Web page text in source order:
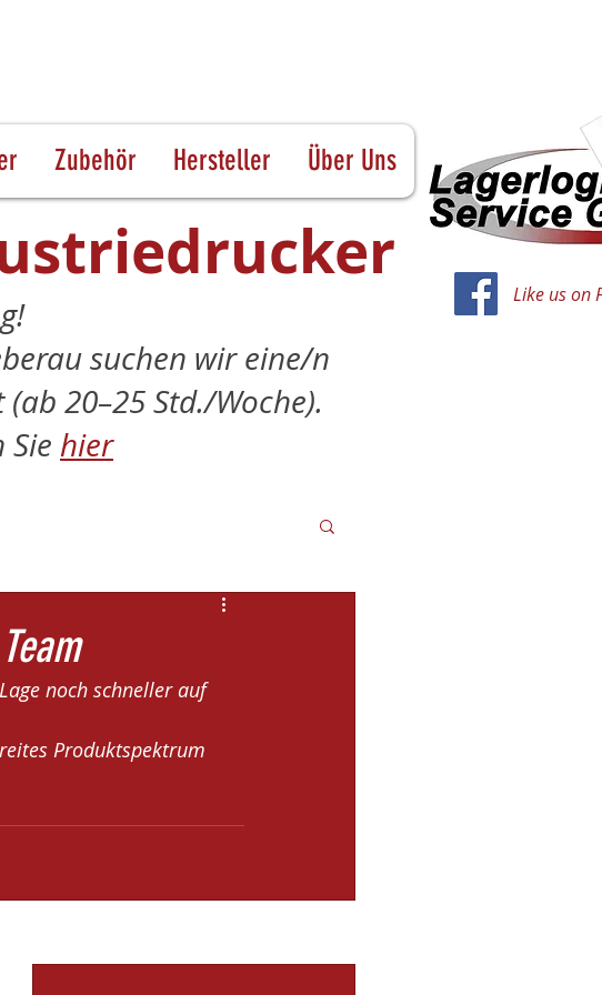
Zubehör Hersteller Über Uns
suchen wir eine/n
20–25 Std./Woche).
hier
Like us on
noch schneller auf
Produktspektrum